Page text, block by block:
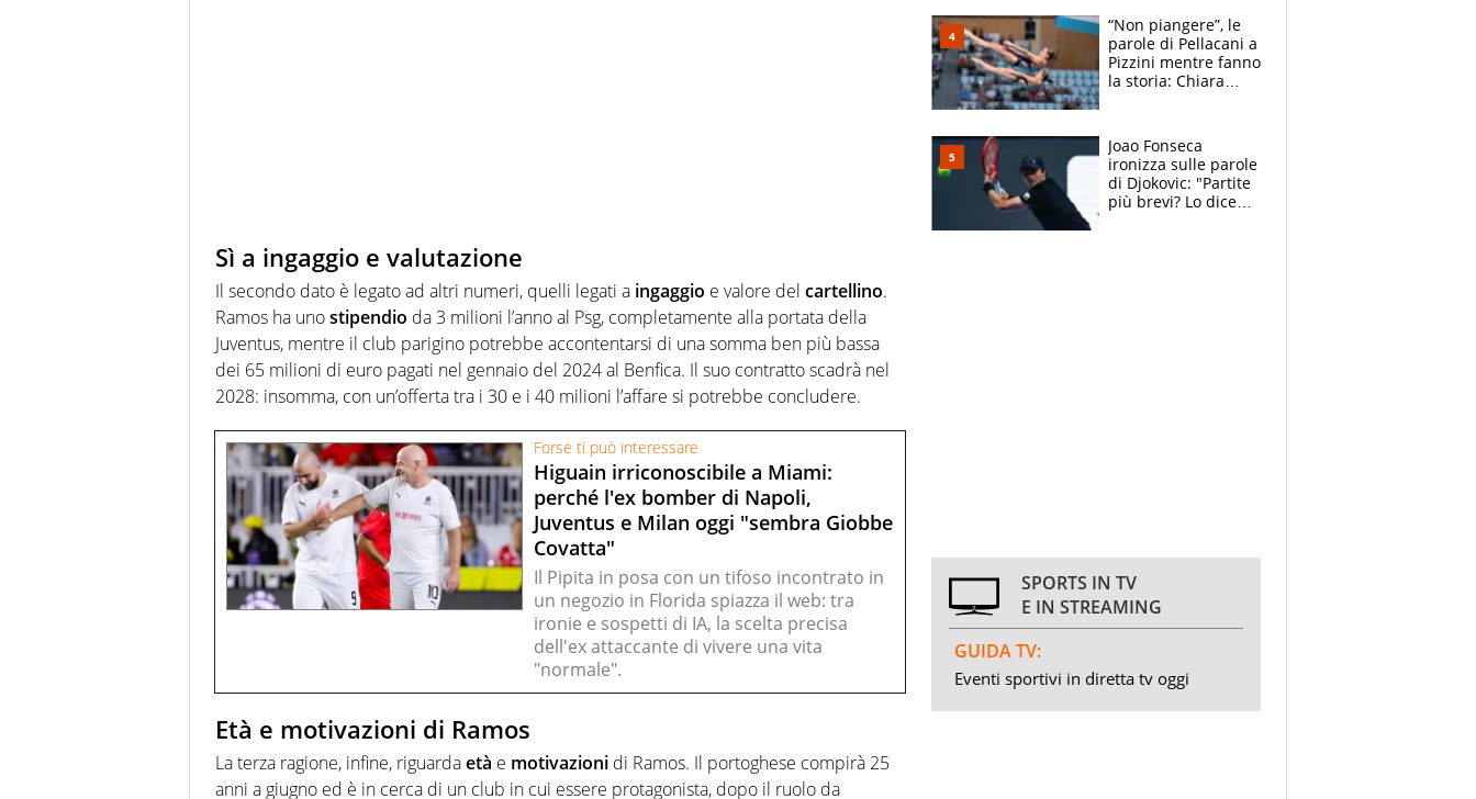
Sì a ingaggio e valutazione
Il secondo dato è legato ad altri numeri, quelli legati a ingaggio e valore del cartellino.
Ramos ha unostipendio da 3 milioni l’anno al Psg, completamente alla portata della
Juventus, mentre il club parigino potrebbe accontentarsi di una somma ben più bassa
dei 65 milioni di euro pagati nel gennaio del 2024 al Benfica. Il suo contratto scadrà nel
2028: insomma, con un’offerta tra i 30 e i 40 milioni l’affare si potrebbe concludere.
Forse ti può interessare
Higuain irriconoscibile a Miami:
perché l'ex bomber di Napoli,
Juventus e Milan oggi "sembra Giobbe
Covatta"
Il Pipita in posa con un tifoso incontrato in
un negozio in Florida spiazza il web: tra
ironie e sospetti di IA, la scelta precisa
dell'ex attaccante di vivere una vita
"normale".
Età e motivazioni di Ramos
La terza ragione, infine, riguardaetà e motivazioni di Ramos. Il portoghese compirà 25
anni a giugno ed è in cerca di un club in cui essere protagonista, dopo il ruolo da
Soulè e Osorio nel
mirino
“Non piangere”, le
parole di Pellacani a
Pizzini mentre fanno
la storia: Chiara
Joao Fonseca
ironizza sulle parole
di Djokovic: "Partite
più brevi? Lo dice
SPORTS IN TV
E IN STREAMING
GUIDA TV:
Eventi sportivi in diretta tv oggi